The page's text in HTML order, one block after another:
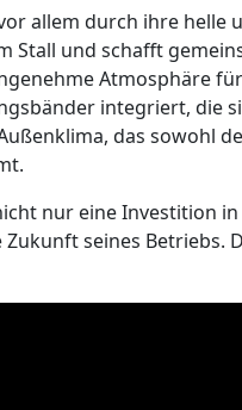
allem durch ihre helle
Stall und schafft
Atmosphäre
integriert, die
das sowohl
nur eine Investition
seines Betriebs.